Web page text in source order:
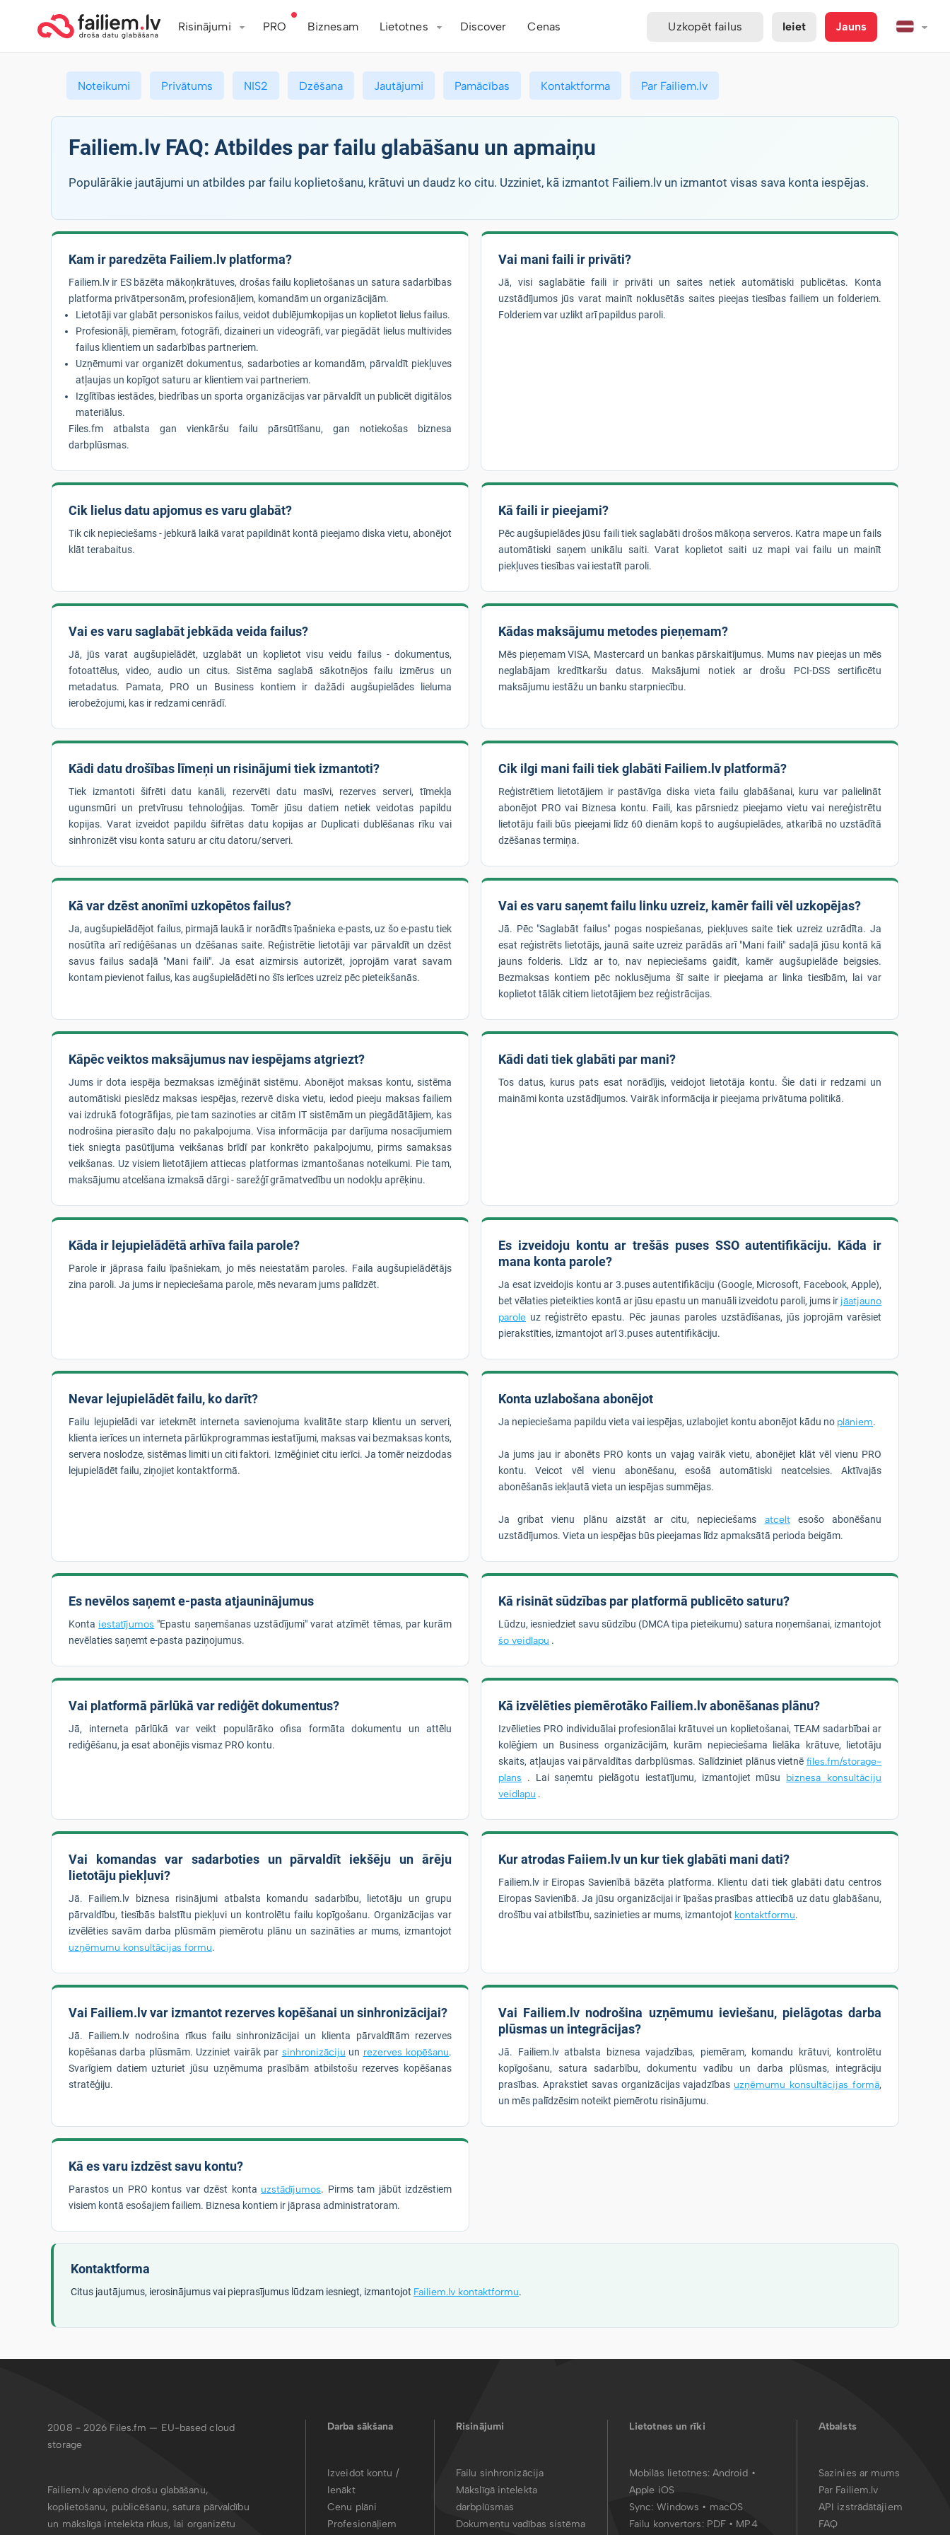
Risinājumi PRO Biznesam Lietotnes Discover Cenas Uzkopēt failus Ieiet Jauns
Noteikumi Privātums NIS2 Dzēšana Jautājumi Pamācības Kontaktforma Par Failiem.lv
Failiem.lv FAQ: Atbildes par failu glabāšanu un apmaiņu
Populārākie jautājumi un atbildes par failu koplietošanu, krātuvi un daudz ko citu. Uzziniet, kā izmantot Failiem.lv un izmantot visas sava konta iespējas.
Kam ir paredzēta Failiem.lv platforma?
Failiem.lv ir ES bāzēta mākoņkrātuves, drošas failu koplietošanas un satura sadarbības
platforma privātpersonām, profesionāļiem, komandām un organizācijām.
Lietotāji var glabāt personiskos failus, veidot dublējumkopijas un koplietot lielus failus.
Profesionāļi, piemēram, fotogrāfi, dizaineri un videogrāfi, var piegādāt lielus multivides
failus klientiem un sadarbības partneriem.
Uzņēmumi var organizēt dokumentus, sadarboties ar komandām, pārvaldīt piekļuves
atļaujas un kopīgot saturu ar klientiem vai partneriem.
Izglītības iestādes, biedrības un sporta organizācijas var pārvaldīt un publicēt digitālos
materiālus.
Files.fm atbalsta gan vienkāršu failu pārsūtīšanu, gan notiekošas biznesa
darbplūsmas.
Vai mani faili ir privāti?
Jā, visi saglabātie faili ir privāti un saites netiek automātiski publicētas. Konta
uzstādījumos jūs varat mainīt noklusētās saites pieejas tiesības failiem un folderiem.
Folderiem var uzlikt arī papildus paroli.
Cik lielus datu apjomus es varu glabāt?
Tik cik nepieciešams - jebkurā laikā varat papildināt kontā pieejamo diska vietu, abonējot
klāt terabaitus.
Kā faili ir pieejami?
Pēc augšupielādes jūsu faili tiek saglabāti drošos mākoņa serveros. Katra mape un fails
automātiski saņem unikālu saiti. Varat koplietot saiti uz mapi vai failu un mainīt
piekļuves tiesības vai iestatīt paroli.
Vai es varu saglabāt jebkāda veida failus?
Jā, jūs varat augšupielādēt, uzglabāt un koplietot visu veidu failus - dokumentus,
fotoattēlus, video, audio un citus. Sistēma saglabā sākotnējos failu izmērus un
metadatus. Pamata, PRO un Business kontiem ir dažādi augšupielādes lieluma
ierobežojumi, kas ir redzami cenrādī.
Kādas maksājumu metodes pieņemam?
Mēs pieņemam VISA, Mastercard un bankas pārskaitījumus. Mums nav pieejas un mēs
neglabājam kredītkaršu datus. Maksājumi notiek ar drošu PCI-DSS sertificētu
maksājumu iestāžu un banku starpniecību.
Kādi datu drošības līmeņi un risinājumi tiek izmantoti?
Tiek izmantoti šifrēti datu kanāli, rezervēti datu masīvi, rezerves serveri, tīmekļa
ugunsmūri un pretvīrusu tehnoloģijas. Tomēr jūsu datiem netiek veidotas papildu
kopijas. Varat izveidot papildu šifrētas datu kopijas ar Duplicati dublēšanas rīku vai
sinhronizēt visu konta saturu ar citu datoru/serveri.
Cik ilgi mani faili tiek glabāti Failiem.lv platformā?
Reģistrētiem lietotājiem ir pastāvīga diska vieta failu glabāšanai, kuru var palielināt
abonējot PRO vai Biznesa kontu. Faili, kas pārsniedz pieejamo vietu vai nereģistrētu
lietotāju faili būs pieejami līdz 60 dienām kopš to augšupielādes, atkarībā no uzstādītā
dzēšanas termiņa.
Kā var dzēst anonīmi uzkopētos failus?
Ja, augšupielādējot failus, pirmajā laukā ir norādīts īpašnieka e-pasts, uz šo e-pastu tiek
nosūtīta arī rediģēšanas un dzēšanas saite. Reģistrētie lietotāji var pārvaldīt un dzēst
savus failus sadaļā "Mani faili". Ja esat aizmirsis autorizēt, joprojām varat savam
kontam pievienot failus, kas augšupielādēti no šīs ierīces uzreiz pēc pieteikšanās.
Vai es varu saņemt failu linku uzreiz, kamēr faili vēl uzkopējas?
Jā. Pēc "Saglabāt failus" pogas nospiešanas, piekļuves saite tiek uzreiz uzrādīta. Ja
esat reģistrēts lietotājs, jaunā saite uzreiz parādās arī "Mani faili" sadaļā jūsu kontā kā
jauns folderis. Līdz ar to, nav nepieciešams gaidīt, kamēr augšupielāde beigsies.
Bezmaksas kontiem pēc noklusējuma šī saite ir pieejama ar linka tiesībām, lai var
koplietot tālāk citiem lietotājiem bez reģistrācijas.
Kāpēc veiktos maksājumus nav iespējams atgriezt?
Jums ir dota iespēja bezmaksas izmēģināt sistēmu. Abonējot maksas kontu, sistēma
automātiski pieslēdz maksas iespējas, rezervē diska vietu, iedod pieeju maksas failiem
vai izdrukā fotogrāfijas, pie tam sazinoties ar citām IT sistēmām un piegādātājiem, kas
nodrošina pierasīto daļu no pakalpojuma. Visa informācija par darījuma nosacījumiem
tiek sniegta pasūtījuma veikšanas brīdī par konkrēto pakalpojumu, pirms samaksas
veikšanas. Uz visiem lietotājiem attiecas platformas izmantošanas noteikumi. Pie tam,
maksājumu atcelšana izmaksā dārgi - sarežģī grāmatvedību un nodokļu aprēķinu.
Kādi dati tiek glabāti par mani?
Tos datus, kurus pats esat norādījis, veidojot lietotāja kontu. Šie dati ir redzami un
maināmi konta uzstādījumos. Vairāk informācija ir pieejama privātuma politikā.
Kāda ir lejupielādētā arhīva faila parole?
Parole ir jāprasa failu īpašniekam, jo mēs neiestatām paroles. Faila augšupielādētājs
zina paroli. Ja jums ir nepieciešama parole, mēs nevaram jums palīdzēt.
Es izveidoju kontu ar trešās puses SSO autentifikāciju. Kāda ir
mana konta parole?
Ja esat izveidojis kontu ar 3.puses autentifikāciju (Google, Microsoft, Facebook, Apple),
bet vēlaties pieteikties kontā ar jūsu epastu un manuāli izveidotu paroli, jums ir jāatjauno
parole uz reģistrēto epastu. Pēc jaunas paroles uzstādīšanas, jūs joprojām varēsiet
pierakstīties, izmantojot arī 3.puses autentifikāciju.
Nevar lejupielādēt failu, ko darīt?
Failu lejupielādi var ietekmēt interneta savienojuma kvalitāte starp klientu un serveri,
klienta ierīces un interneta pārlūkprogrammas iestatījumi, maksas vai bezmaksas konts,
servera noslodze, sistēmas limiti un citi faktori. Izmēģiniet citu ierīci. Ja tomēr neizdodas
lejupielādēt failu, ziņojiet kontaktformā.
Konta uzlabošana abonējot
Ja nepieciešama papildu vieta vai iespējas, uzlabojiet kontu abonējot kādu no plāniem.
Ja jums jau ir abonēts PRO konts un vajag vairāk vietu, abonējiet klāt vēl vienu PRO
kontu. Veicot vēl vienu abonēšanu, esošā automātiski neatcelsies. Aktīvajās
abonēšanās iekļautā vieta un iespējas summējas.
Ja gribat vienu plānu aizstāt ar citu, nepieciešams atceltesošo abonēšanu
uzstādījumos. Vieta un iespējas būs pieejamas līdz apmaksātā perioda beigām.
Es nevēlos saņemt e-pasta atjauninājumus
Konta iestatījumos "Epastu saņemšanas uzstādījumi" varat atzīmēt tēmas, par kurām
nevēlaties saņemt e-pasta paziņojumus.
Kā risināt sūdzības par platformā publicēto saturu?
Lūdzu, iesniedziet savu sūdzību (DMCA tipa pieteikumu) satura noņemšanai, izmantojot
šo veidlapu .
Vai platformā pārlūkā var rediģēt dokumentus?
Jā, interneta pārlūkā var veikt populārāko ofisa formāta dokumentu un attēlu
rediģēšanu, ja esat abonējis vismaz PRO kontu.
Kā izvēlēties piemērotāko Failiem.lv abonēšanas plānu?
Izvēlieties PRO individuālai profesionālai krātuvei un koplietošanai, TEAM sadarbībai ar
kolēģiem un Business organizācijām, kurām nepieciešama lielāka krātuve, lietotāju
skaits, atļaujas vai pārvaldītas darbplūsmas. Salīdziniet plānus vietnē files.fm/storage-
plans . Lai saņemtu pielāgotu iestatījumu, izmantojiet mūsu biznesa konsultāciju
veidlapu .
Vai komandas var sadarboties un pārvaldīt iekšēju un ārēju
lietotāju piekļuvi?
Jā. Failiem.lv biznesa risinājumi atbalsta komandu sadarbību, lietotāju un grupu
pārvaldību, tiesībās balstītu piekļuvi un kontrolētu failu kopīgošanu. Organizācijas var
izvēlēties savām darba plūsmām piemērotu plānu un sazināties ar mums, izmantojot
uzņēmumu konsultācijas formu.
Kur atrodas Faiiem.lv un kur tiek glabāti mani dati?
Failiem.lv ir Eiropas Savienībā bāzēta platforma. Klientu dati tiek glabāti datu centros
Eiropas Savienībā. Ja jūsu organizācijai ir īpašas prasības attiecībā uz datu glabāšanu,
drošību vai atbilstību, sazinieties ar mums, izmantojot kontaktformu.
Vai Failiem.lv var izmantot rezerves kopēšanai un sinhronizācijai?
Jā. Failiem.lv nodrošina rīkus failu sinhronizācijai un klienta pārvaldītām rezerves
kopēšanas darba plūsmām. Uzziniet vairāk par sinhronizāciju un rezerves kopēšanu.
Svarīgiem datiem uzturiet jūsu uzņēmuma prasībām atbilstošu rezerves kopēšanas
stratēģiju.
Vai Failiem.lv nodrošina uzņēmumu ieviešanu, pielāgotas darba
plūsmas un integrācijas?
Jā. Failiem.lv atbalsta biznesa vajadzības, piemēram, komandu krātuvi, kontrolētu
kopīgošanu, satura sadarbību, dokumentu vadību un darba plūsmas, integrāciju
prasības. Aprakstiet savas organizācijas vajadzības uzņēmumu konsultācijas formā,
un mēs palīdzēsim noteikt piemērotu risinājumu.
Kā es varu izdzēst savu kontu?
Parastos un PRO kontus var dzēst konta uzstādījumos. Pirms tam jābūt izdzēstiem
visiem kontā esošajiem failiem. Biznesa kontiem ir jāprasa administratoram.
Kontaktforma
Citus jautājumus, ierosinājumus vai pieprasījumus lūdzam iesniegt, izmantojot Failiem.lv kontaktformu.
2008 - 2026 Files.fm — EU-based cloud
storage
Failiem.lv apvieno drošu glabāšanu,
koplietošanu, publicēšanu, satura pārvaldību
un mākslīgā intelekta rīkus, lai organizētu
Darba sākšana
Izveidot kontu /
Ienākt
Cenu plāni
Profesionāļiem
Risinājumi
Failu sinhronizācija
Mākslīgā intelekta
darbplūsmas
Dokumentu vadības sistēma
Lietotnes un rīki
Mobilās lietotnes: Android •
Apple iOS
Sync: Windows • macOS
Failu konvertors: PDF • MP4
Atbalsts
Sazinies ar mums
Par Failiem.lv
API izstrādātājiem
FAQ